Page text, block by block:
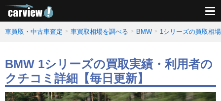
車買取・中古車査定 車買取相場を調べる BMW 1シリーズの買取相
BMW 1シリーズの買取実績・利用者の
クチコミ詳細【毎日更新】